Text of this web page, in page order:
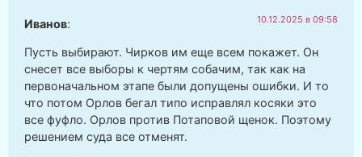
Иванов: 10.12.2025 в 09:58
Пусть выбирают. Чирков им еще всем покажет. Он
снесет все выборы к чертям собачим, так как на
первоначальном этапе были допущены ошибки. И то
что потом Орлов бегал типо исправлял косяки это
все фуфло. Орлов против Потаповой щенок. Поэтому
решением суда все отменят.